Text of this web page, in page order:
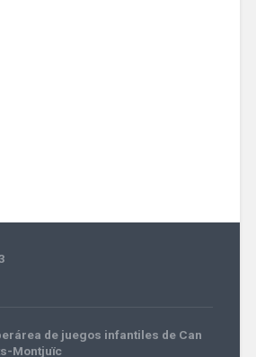
de juegos infantiles de Can
Montjuïc